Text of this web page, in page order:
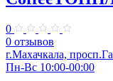
0
0 отзывов
г.Махачкала,
Пн-Вс 10:00-00:00